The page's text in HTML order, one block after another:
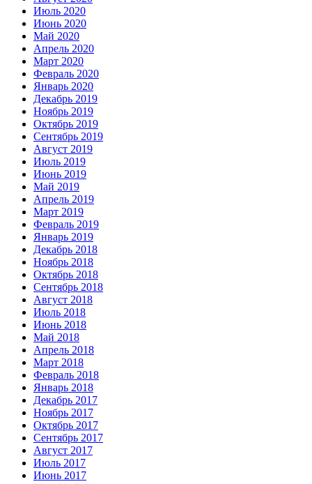
Июль 2020
Июнь 2020
Май 2020
Апрель 2020
Март 2020
Февраль 2020
Январь 2020
Декабрь 2019
Ноябрь 2019
Октябрь 2019
Сентябрь 2019
Август 2019
Июль 2019
Июнь 2019
Май 2019
Апрель 2019
Март 2019
Февраль 2019
Январь 2019
Декабрь 2018
Ноябрь 2018
Октябрь 2018
Сентябрь 2018
Август 2018
Июль 2018
Июнь 2018
Май 2018
Апрель 2018
Март 2018
Февраль 2018
Январь 2018
Декабрь 2017
Ноябрь 2017
Октябрь 2017
Сентябрь 2017
Август 2017
Июль 2017
Июнь 2017